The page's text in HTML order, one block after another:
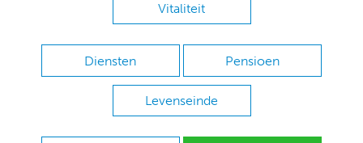
Vitaliteit
Diensten Pensioen
Levenseinde